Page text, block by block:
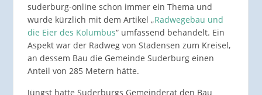
suderburg-online schon immer ein Thema und
wurde kürzlich mit dem Artikel „Radwegebau und
die Eier des Kolumbus“ umfassend behandelt. Ein
Aspekt war der Radweg von Stadensen zum Kreisel,
an dessem Bau die Gemeinde Suderburg einen
Anteil von 285 Metern hätte.
Jüngst hatte Suderburgs Gemeinderat den Bau